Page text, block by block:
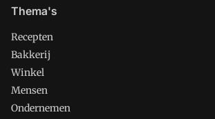
Thema's
Recepten
Bakkerij
Winkel
Mensen
Ondernemen